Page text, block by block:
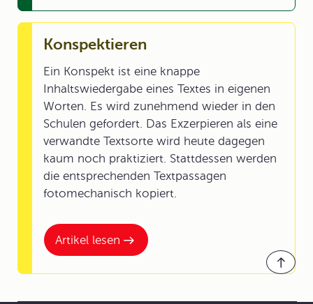
Artikel lesen
Konspektieren
Ein Konspekt ist eine knappe
Inhaltswiedergabe eines Textes in eigenen
Worten. Es wird zunehmend wieder in den
Schulen gefordert. Das Exzerpieren als eine
verwandte Textsorte wird heute dagegen
kaum noch praktiziert. Stattdessen werden
die entsprechenden Textpassagen
fotomechanisch kopiert.